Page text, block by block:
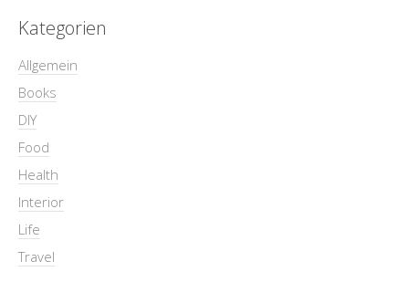
Kategorien
Allgemein
Books
DIY
Food
Health
Interior
Life
Travel